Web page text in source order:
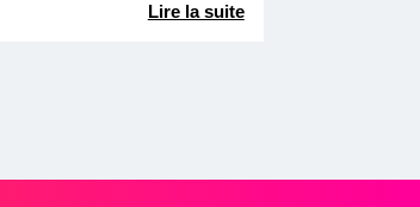
Lire la suite